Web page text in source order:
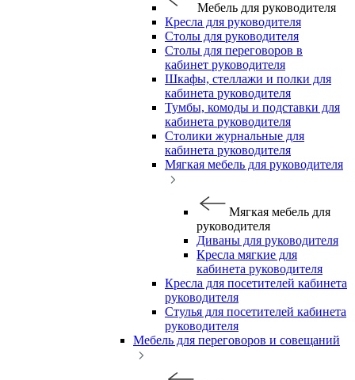
Мебель для руководителя
Кресла для руководителя
Столы для руководителя
Столы для переговоров в
кабинет руководителя
Шкафы, стеллажи и полки для
кабинета руководителя
Тумбы, комоды и подставки для
кабинета руководителя
Столики журнальные для
кабинета руководителя
Мягкая мебель для руководителя
Мягкая мебель для
руководителя
Диваны для руководителя
Кресла мягкие для
кабинета руководителя
Кресла для посетителей кабинета
руководителя
Стулья для посетителей кабинета
руководителя
Мебель для переговоров и совещаний